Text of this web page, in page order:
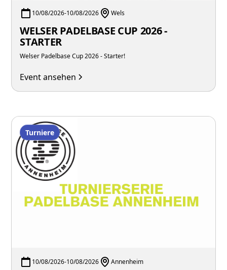
10/08/2026-10/08/2026 Wels
WELSER PADELBASE CUP 2026 -
STARTER
Welser Padelbase Cup 2026 - Starter!
Event ansehen
Turniere
10/08/2026-10/08/2026 Annenheim